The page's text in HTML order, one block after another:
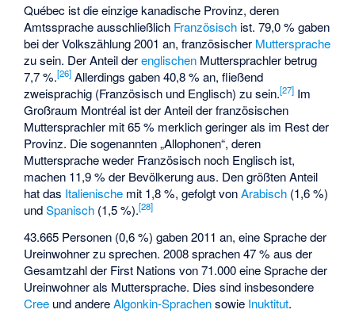
Québec ist die einzige kanadische Provinz, deren
Amtssprache ausschließlich Französisch ist. 79,0 % gaben
bei der Volkszählung 2001 an, französischer Muttersprache
zu sein. Der Anteil derenglischen Muttersprachler betrug
7,7 %.[26] Allerdings gaben 40,8 % an, fließend
zweisprachig (Französisch und Englisch) zu sein.[27] Im
Großraum Montréal ist der Anteil der französischen
Muttersprachler mit 65 % merklich geringer als im Rest der
Provinz. Die sogenannten „Allophonen“, deren
Muttersprache weder Französisch noch Englisch ist,
machen 11,9 % der Bevölkerung aus. Den größten Anteil
hat das Italienische mit 1,8 %, gefolgt vonArabisch (1,6 %)
undSpanisch (1,5 %).[28]
43.665 Personen (0,6 %) gaben 2011 an, eine Sprache der
Ureinwohner zu sprechen. 2008 sprachen 47 % aus der
Gesamtzahl der First Nations von 71.000 eine Sprache der
Ureinwohner als Muttersprache. Dies sind insbesondere
Cree und andereAlgonkin-Sprachensowie Inuktitut.